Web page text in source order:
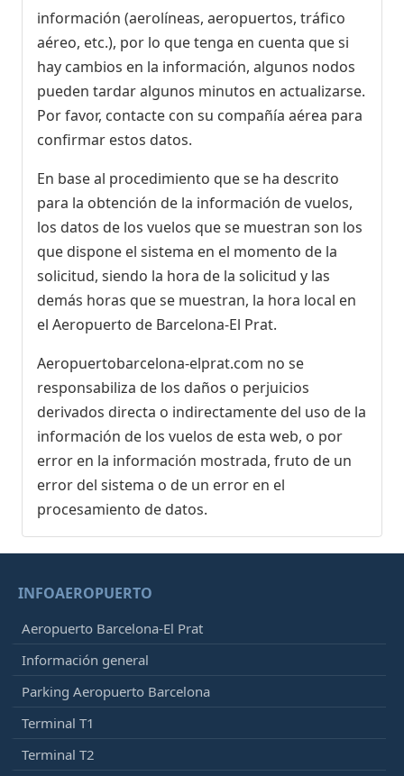
información (aerolíneas, aeropuertos, tráfico
aéreo, etc.), por lo que tenga en cuenta que si
hay cambios en la información, algunos nodos
pueden tardar algunos minutos en actualizarse.
Por favor, contacte con su compañía aérea para
confirmar estos datos.
En base al procedimiento que se ha descrito
para la obtención de la información de vuelos,
los datos de los vuelos que se muestran son los
que dispone el sistema en el momento de la
solicitud, siendo la hora de la solicitud y las
demás horas que se muestran, la hora local en
el Aeropuerto de Barcelona-El Prat.
Aeropuertobarcelona-elprat.com no se
responsabiliza de los daños o perjuicios
derivados directa o indirectamente del uso de la
información de los vuelos de esta web, o por
error en la información mostrada, fruto de un
error del sistema o de un error en el
procesamiento de datos.
INFOAEROPUERTO
Aeropuerto Barcelona-El Prat
Información general
Parking Aeropuerto Barcelona
Terminal T1
Terminal T2